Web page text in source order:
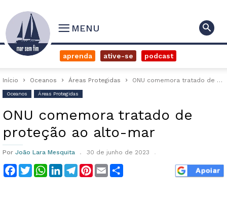
MENU
aprenda ative-se podcast
Início Oceanos Áreas Protegidas ONU comemora tratado de proteção ao alto-mar
Oceanos Áreas Protegidas
ONU comemora tratado de
proteção ao alto-mar
Por João Lara Mesquita 30 de junho de 2023
Facebook
TwitterWhatsApp
LinkedInTelegram
Pinterest
Email